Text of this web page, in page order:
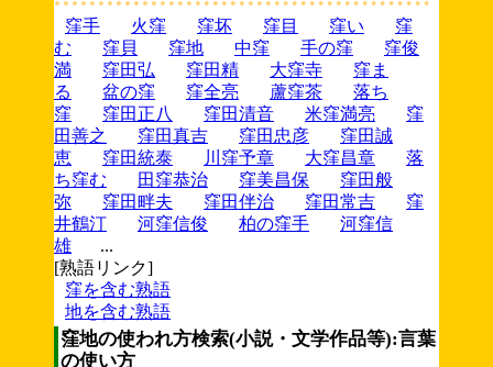
窪手
火窪 窪坏 窪目 窪い
窪
む
窪貝 窪地 中窪 手の窪
窪俊
満
窪田弘 窪田精 大窪寺
窪ま
る
盆の窪 窪全亮 蘆窪茶
落ち
窪
窪田正八 窪田清音 米窪満亮
窪
田善之
窪田真吉 窪田忠彦
窪田誠
恵
窪田統泰 川窪予章 大窪昌章
落
ち窪む
田窪恭治 窪美昌保
窪田般
弥
窪田畔夫 窪田伴治 窪田常吉
窪
井鶴汀
河窪信俊 柏の窪手
河窪信
雄
...
[熟語リンク]
窪を含む熟語
地を含む熟語
窪地の使われ方検索(小説・文学作品等):言葉
の使い方